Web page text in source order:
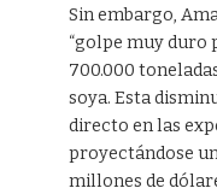
Sin embargo,
“golpe muy duro
700.000
soya. Esta
directo en las
proyectándose
millones de